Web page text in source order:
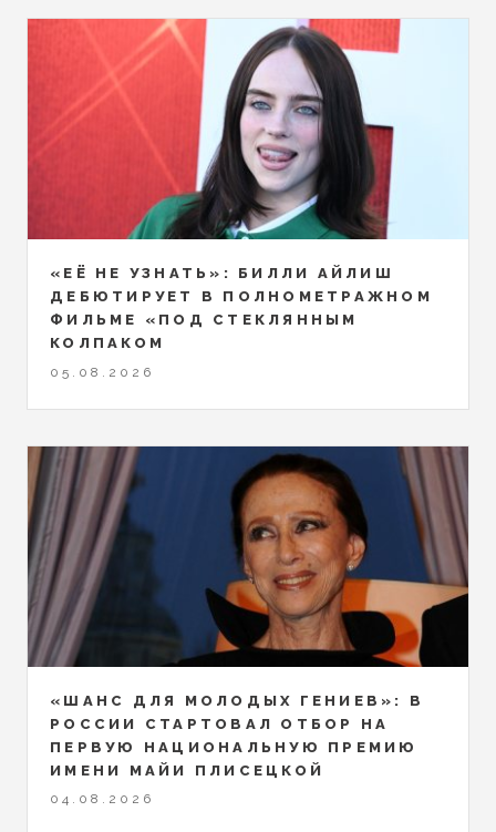
«ЕЁ НЕ УЗНАТЬ»: БИЛЛИ АЙЛИШ
ДЕБЮТИРУЕТ В ПОЛНОМЕТРАЖНОМ
ФИЛЬМЕ «ПОД СТЕКЛЯННЫМ
КОЛПАКОМ
05.08.2026
«ШАНС ДЛЯ МОЛОДЫХ ГЕНИЕВ»: В
РОССИИ СТАРТОВАЛ ОТБОР НА
ПЕРВУЮ НАЦИОНАЛЬНУЮ ПРЕМИЮ
ИМЕНИ МАЙИ ПЛИСЕЦКОЙ
04.08.2026